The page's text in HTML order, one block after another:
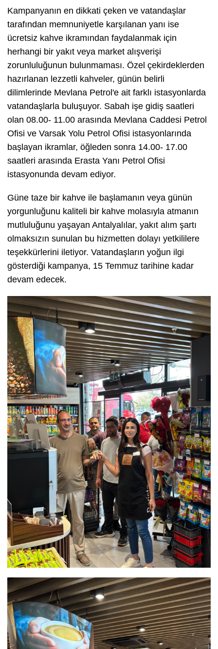
Kampanyanın en dikkati çeken ve vatandaşlar
tarafından memnuniyetle karşılanan yanı ise
ücretsiz kahve ikramından faydalanmak için
herhangi bir yakıt veya market alışverişi
zorunluluğunun bulunmaması. Özel çekirdeklerden
hazırlanan lezzetli kahveler, günün belirli
dilimlerinde Mevlana Petrol'e ait farklı istasyonlarda
vatandaşlarla buluşuyor. Sabah işe gidiş saatleri
olan 08.00- 11.00 arasında Mevlana Caddesi Petrol
Ofisi ve Varsak Yolu Petrol Ofisi istasyonlarında
başlayan ikramlar, öğleden sonra 14.00- 17.00
saatleri arasında Erasta Yanı Petrol Ofisi
istasyonunda devam ediyor.
Güne taze bir kahve ile başlamanın veya günün
yorgunluğunu kaliteli bir kahve molasıyla atmanın
mutluluğunu yaşayan Antalyalılar, yakıt alım şartı
olmaksızın sunulan bu hizmetten dolayı yetkililere
teşekkürlerini iletiyor. Vatandaşların yoğun ilgi
gösterdiği kampanya, 15 Temmuz tarihine kadar
devam edecek.